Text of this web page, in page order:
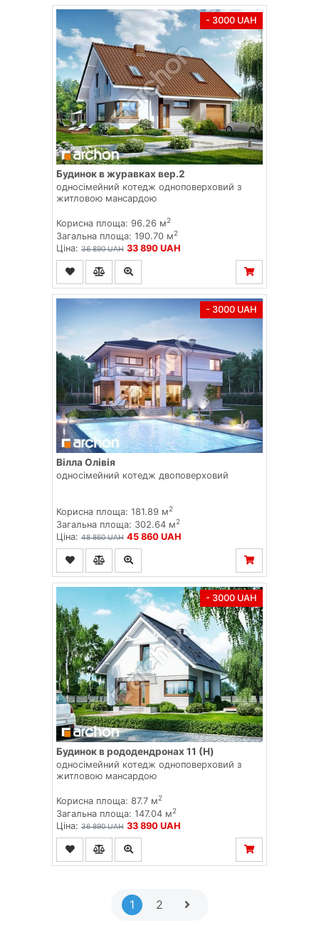
- 3000 UAH
Будинок в журавках вер.2
односімейний котедж одноповерховий з
житловою мансардою
Корисна площа: 96.26 м2
Загальна площа: 190.70 м2
Ціна: 36 890 UAH 33 890 UAH
- 3000 UAH
Вілла Олівія
односімейний котедж двоповерховий
Корисна площа: 181.89 м2
Загальна площа: 302.64 м2
Ціна: 48 860 UAH 45 860 UAH
- 3000 UAH
Будинок в рододендронах 11 (H)
односімейний котедж одноповерховий з
житловою мансардою
Корисна площа: 87.7 м2
Загальна площа: 147.04 м2
Ціна: 36 890 UAH 33 890 UAH
1 2